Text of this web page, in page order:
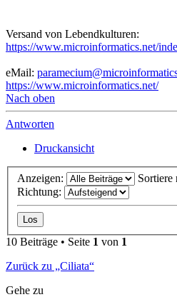
Versand von Lebendkulturen:
https://www.microinformatics.net/
eMail:
https://www.microinformatics.net/
Nach oben
Antworten
Druckansicht
Anzeigen:
Sortiere
Richtung:
10 Beiträge • Seite 1 von 1
Zurück zu „Ciliata“
Gehe zu